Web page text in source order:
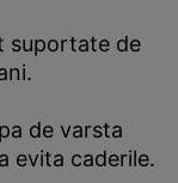
suportate de
de varsta
evita caderile.